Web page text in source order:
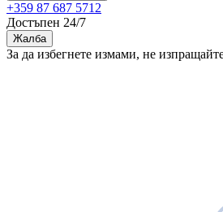
+359 87 687 5712
Достъпен 24/7
Жалба
За да избегнете измами, не